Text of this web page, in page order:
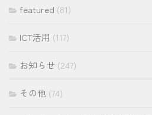
featured (81)
ICT活用 (117)
お知らせ (247)
その他 (74)